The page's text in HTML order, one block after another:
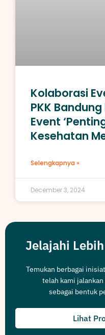
Kolaborasi
PKK
Event
Kesehatan
Selengkapnya »
December 3, 2024
Jelajahi
Temukan berbagai
telah kami
sebagai bentuk
Lihat